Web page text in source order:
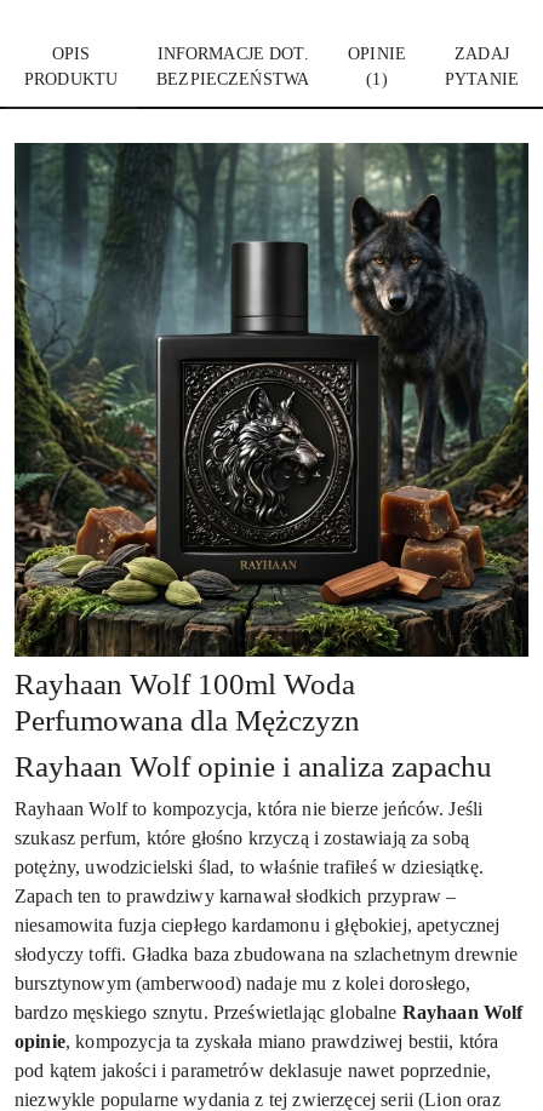
OPIS
PRODUKTU
INFORMACJE DOT.
BEZPIECZEŃSTWA
OPINIE
(1)
ZADAJ
PYTANIE
Rayhaan Wolf 100ml Woda
Perfumowana dla Mężczyzn
Rayhaan Wolf opinie i analiza zapachu
Rayhaan Wolf to kompozycja, która nie bierze jeńców. Jeśli
szukasz perfum, które głośno krzyczą i zostawiają za sobą
potężny, uwodzicielski ślad, to właśnie trafiłeś w dziesiątkę.
Zapach ten to prawdziwy karnawał słodkich przypraw –
niesamowita fuzja ciepłego kardamonu i głębokiej, apetycznej
słodyczy toffi. Gładka baza zbudowana na szlachetnym drewnie
bursztynowym (amberwood) nadaje mu z kolei dorosłego,
bardzo męskiego sznytu. Prześwietlając globalne Rayhaan Wolf
opinie, kompozycja ta zyskała miano prawdziwej bestii, która
pod kątem jakości i parametrów deklasuje nawet poprzednie,
niezwykle popularne wydania z tej zwierzęcej serii (Lion oraz